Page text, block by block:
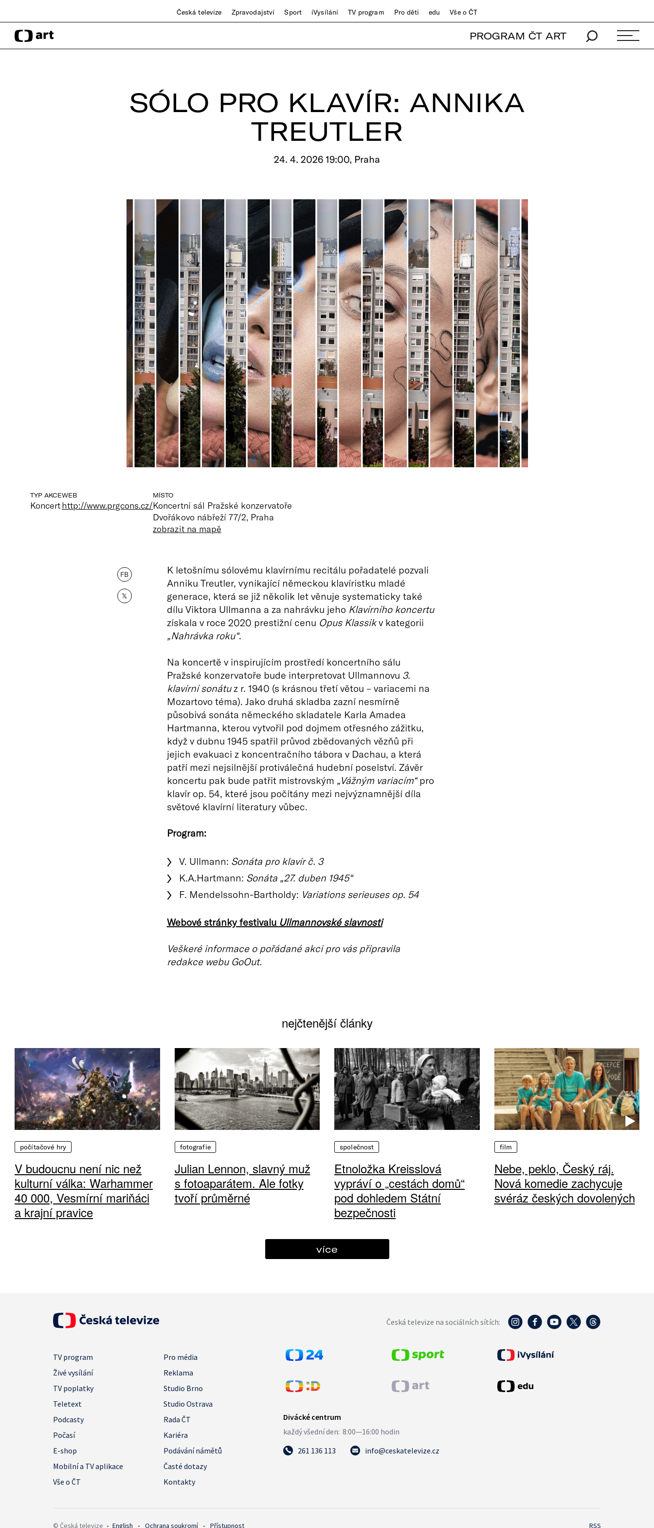
Česká televize Zpravodajství Sport iVysílání TV program Pro děti edu Vše o ČT
PROGRAM ČT ART
SÓLO PRO KLAVÍR: ANNIKA
TREUTLER
24. 4. 2026 19:00, Praha
TYP AKCE
Koncert
WEB
http://www.prgcons.cz/
MÍSTO
Koncertní sál Pražské konzervatoře
Dvořákovo nábřeží 77/2, Praha
zobrazit na mapě
FB
𝕏
K letošnímu sólovému klavírnímu recitálu pořadatelé pozvali
Anniku Treutler, vynikající německou klavíristku mladé
generace, která se již několik let věnuje systematicky také
dílu Viktora Ullmanna a za nahrávku jeho Klavírního koncertu
získala v roce 2020 prestižní cenu Opus Klassikv kategorii
„Nahrávka roku“.
Na koncertě v inspirujícím prostředí koncertního sálu
Pražské konzervatoře bude interpretovat Ullmannovu 3.
klavírní sonátuz r. 1940 (s krásnou třetí větou – variacemi na
Mozartovo téma). Jako druhá skladba zazní nesmírně
působivá sonáta německého skladatele Karla Amadea
Hartmanna, kterou vytvořil pod dojmem otřesného zážitku,
když v dubnu 1945 spatřil průvod zbědovaných vězňů při
jejich evakuaci z koncentračního tábora v Dachau, a která
patří mezi nejsilnější protiválečná hudební poselství. Závěr
koncertu pak bude patřit mistrovským „Vážným variacím“pro
klavír op. 54, které jsou počítány mezi nejvýznamnější díla
světové klavírní literatury vůbec.
Program:
V. Ullmann: Sonáta pro klavír č. 3
K.A.Hartmann: Sonáta „27. duben 1945“
F. Mendelssohn-Bartholdy: Variations serieuses op. 54
Webové stránky festivalu Ullmannovské slavnosti
Veškeré informace o pořádané akci pro vás připravila
redakce webu GoOut.
nejčtenější články
počítačové hry
V budoucnu není nic než
kulturní válka: Warhammer
40 000, Vesmírní mariňáci
a krajní pravice
fotografie
Julian Lennon, slavný muž
s fotoaparátem. Ale fotky
tvoří průměrné
společnost
Etnoložka Kreisslová
vypráví o „cestách domů“
pod dohledem Státní
bezpečnosti
film
Nebe, peklo, Český ráj.
Nová komedie zachycuje
svéráz českých dovolených
více
Česká televize na sociálních sítích:
TV program
Pro média
Živé vysílání
Reklama
TV poplatky
Studio Brno
Teletext
Studio Ostrava
Podcasty
Rada ČT
Počasí
Kariéra
E-shop
Podávání námětů
Mobilní a TV aplikace
Časté dotazy
Vše o ČT
Kontakty
261 136 113 info@ceskatelevize.cz
© Česká televize • English • Ochrana soukromí • Přístupnost RSS